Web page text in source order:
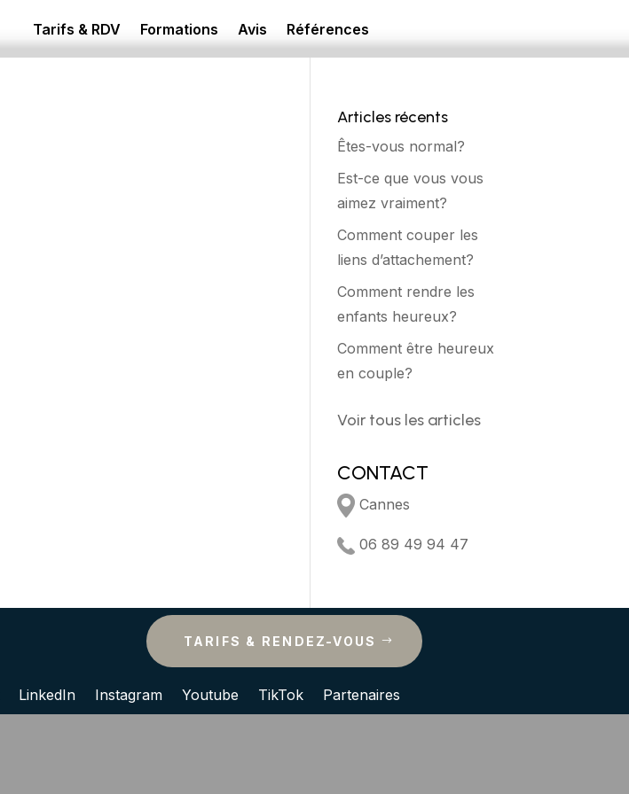
Tarifs & RDV Formations Avis Références
Articles récents
Êtes-vous normal?
Est-ce que vous vous
aimez vraiment?
Comment couper les
liens d’attachement?
Comment rendre les
enfants heureux?
Comment être heureux
en couple?
Voir tous les articles
CONTACT
Cannes
06 89 49 94 47
TARIFS & RENDEZ-VOUS
LinkedIn Instagram Youtube TikTok Partenaires